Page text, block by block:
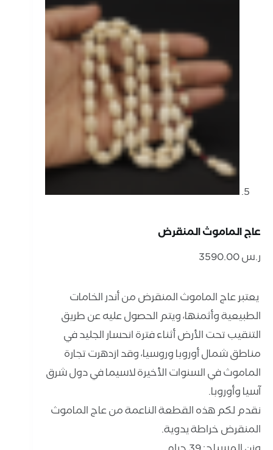
عاج الماموث المنقرض
ر.س
⁨ يعتبر عاج الماموث المنقرض من أندر الخامات
الطبيعية وأثمنها، ويتم الحصول عليه عن طريق
التنقيب تحت الأرض أثناء فترة انحسار الجليد في
مناطق شمال أوروبا وروسيا، وقد ازدهرت تجارة
الماموث في السنوات الأخيرة لاسيما في دول شرق
آسيا وأوروبا.
نقدم لكم هذه القطعة الناعمة من عاج الماموث
المنقرض خراطة يدوية.